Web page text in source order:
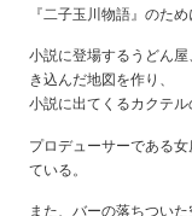
『二子玉川物語』のた
小説に登場するうどん
き込んだ地図を作り、
小説に出てくるカクテル
プロデューサーである
ている。
また、バーの落ちつい